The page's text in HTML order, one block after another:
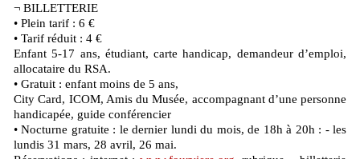
¬ BILLETTERIE
• Plein tarif : 6 €
• Tarif réduit : 4 €
Enfant 5-17 ans, étudiant, carte handicap, demandeur d’emploi,
allocataire du RSA.
• Gratuit : enfant moins de 5 ans,
City Card, ICOM, Amis du Musée, accompagnant d’une personne
handicapée, guide conférencier
• Nocturne gratuite : le dernier lundi du mois, de 18h à 20h : - les
lundis 31 mars, 28 avril, 26 mai.